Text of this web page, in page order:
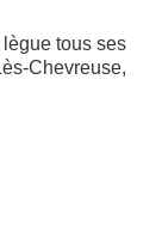
tous ses
Chevreuse,